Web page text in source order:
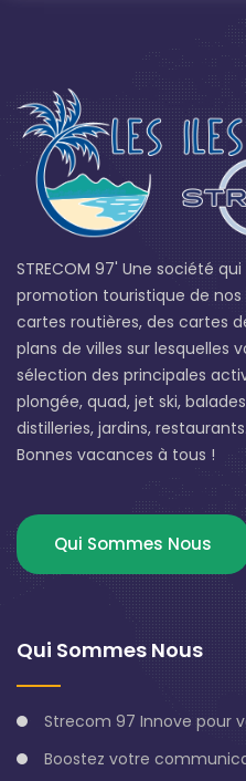
STRECOM 97' Une société
promotion touristique de nos
cartes routières, des cartes
plans de villes sur lesquelles
sélection des principales
plongée, quad, jet ski,
distilleries, jardins,
Bonnes vacances à tous !
Qui Sommes Nous
Qui Sommes Nous
Strecom 97 Innove pour
Boostez votre